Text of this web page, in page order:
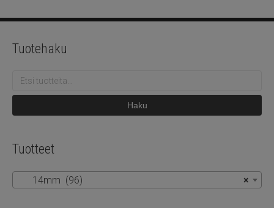
k
Tuotehaku
Etsi:
Haku
Tuotteet
×
14mm (96)